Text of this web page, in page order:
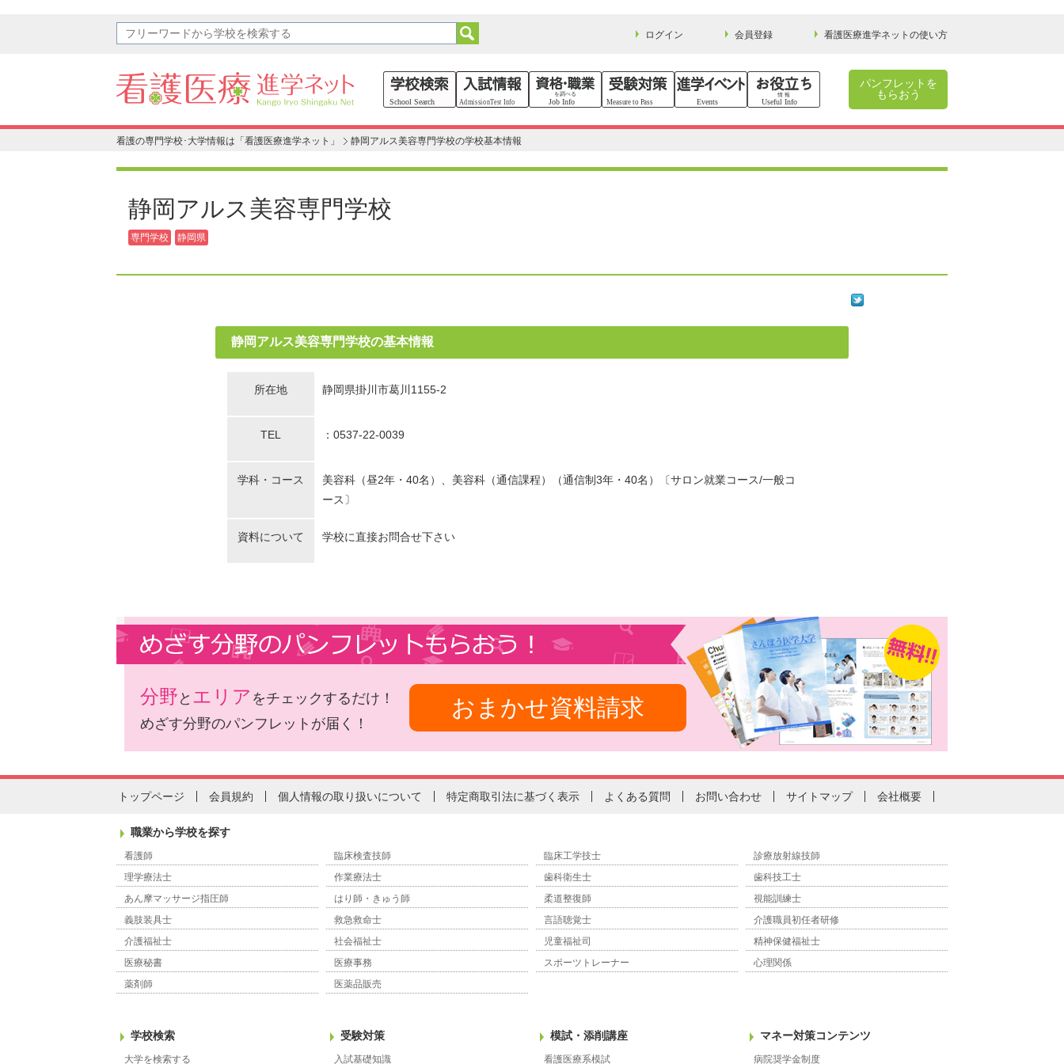
ログイン 会員登録 看護医療進学ネットの使い方
パンフレットを
もらおう
看護の専門学校･大学情報は「看護医療進学ネット」 静岡アルス美容専門学校の学校基本情報
静岡アルス美容専門学校
専門学校 静岡県
静岡アルス美容専門学校の基本情報
所在地 静岡県掛川市葛川1155-2
TEL ：0537-22-0039
学科・コース
美容科（昼2年・40名）、美容科（通信課程）（通信制3年・40名）〔サロン就業コース/一般コ
ース〕
資料について 学校に直接お問合せ下さい
分野 と エリア をチェックするだけ！
めざす分野のパンフレットが届く！
おまかせ資料請求
トップページ 会員規約 個人情報の取り扱いについて 特定商取引法に基づく表示 よくある質問 お問い合わせ サイトマップ 会社概要
職業から学校を探す
看護師 臨床検査技師 臨床工学技士
診療放射線技師
理学療法士
作業療法士 歯科衛生士
歯科技工士
あん摩マッサージ指圧師
はり師・きゅう師 柔道整復師
視能訓練士
義肢装具士
救急救命士 言語聴覚士
介護職員初任者研修
介護福祉士
社会福祉士 児童福祉司
精神保健福祉士
医療秘書
医療事務 スポーツトレーナー
心理関係
薬剤師
医薬品販売
学校検索
大学を検索する
受験対策
入試基礎知識
模試・添削講座
看護医療系模試
マネー対策コンテンツ
病院奨学金制度